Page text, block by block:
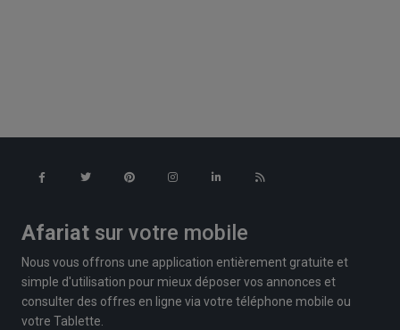
Afariat sur votre mobile
Nous vous offrons une application entièrement gratuite et
simple d'utilisation pour mieux déposer vos annonces et
consulter des offres en ligne via votre téléphone mobile ou
votre Tablette.